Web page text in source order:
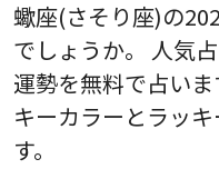
蠍座(さそり座)の
でしょうか。 人気
運勢を無料で占い
キーカラーとラッ
す。